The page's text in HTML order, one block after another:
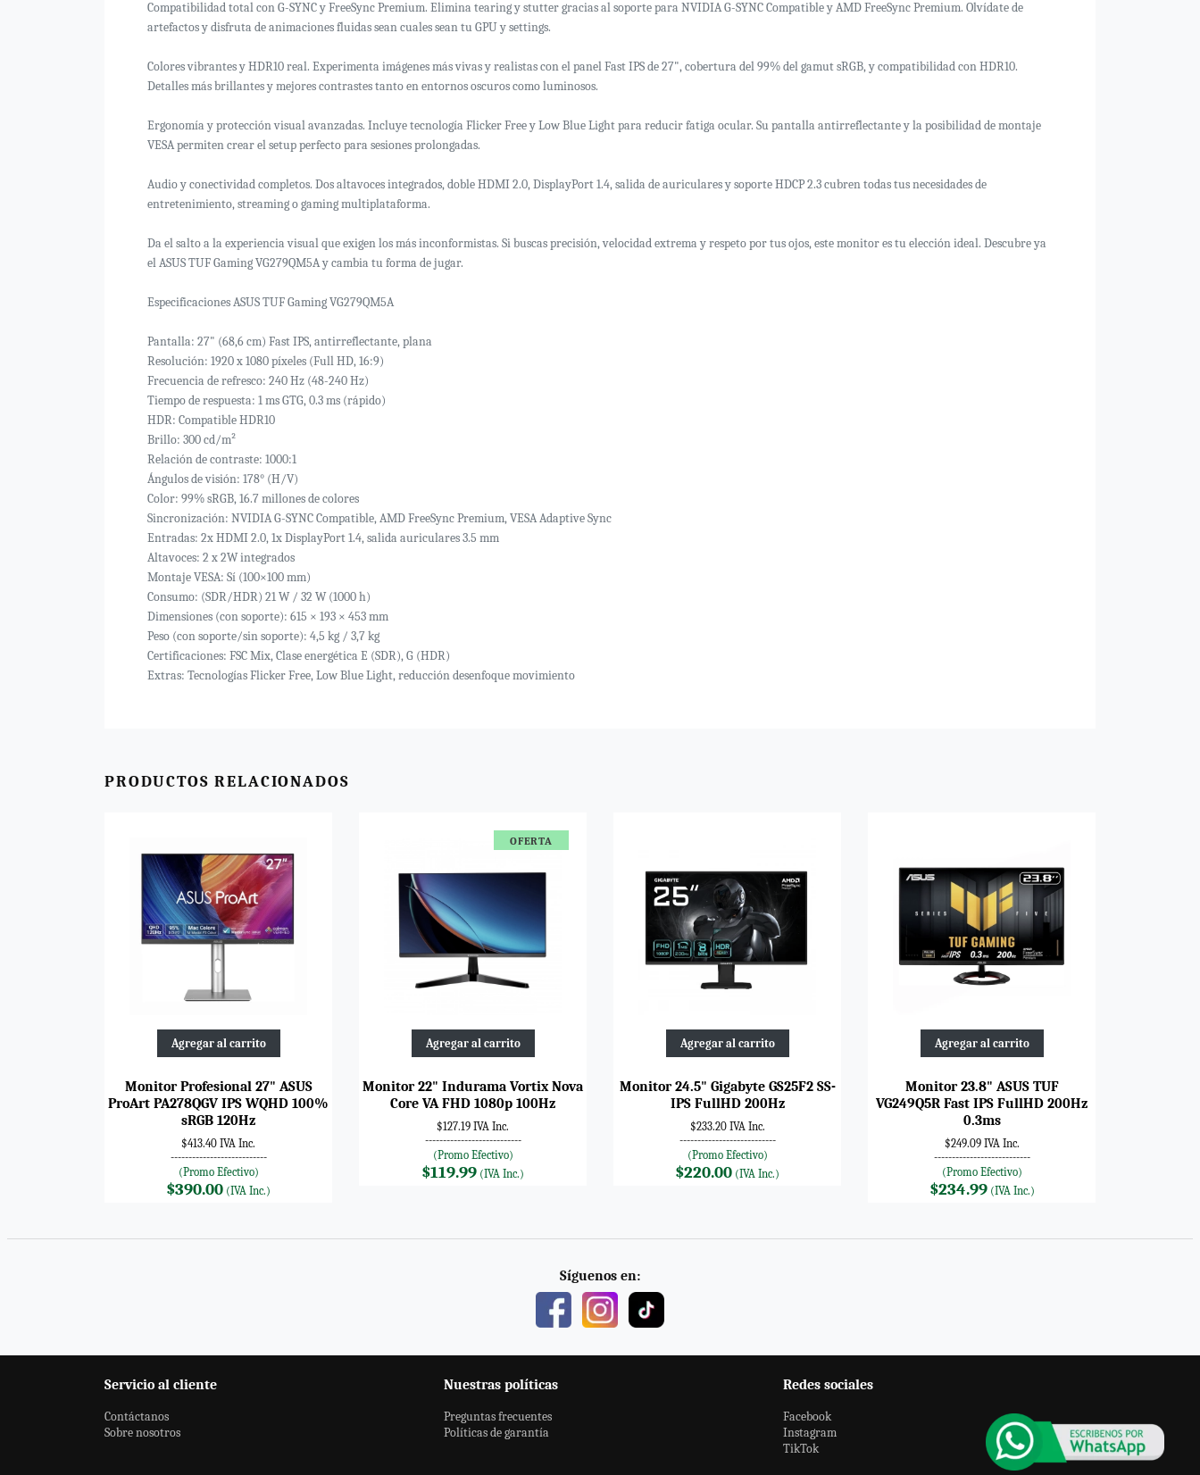
Compatibilidad total con G-SYNC y FreeSync Premium. Elimina tearing y stutter gracias al soporte para NVIDIA G-SYNC Compatible y AMD FreeSync Premium. Olvídate de
artefactos y disfruta de animaciones fluidas sean cuales sean tu GPU y settings.
Colores vibrantes y HDR10 real. Experimenta imágenes más vivas y realistas con el panel Fast IPS de 27", cobertura del 99% del gamut sRGB, y compatibilidad con HDR10.
Detalles más brillantes y mejores contrastes tanto en entornos oscuros como luminosos.
Ergonomía y protección visual avanzadas. Incluye tecnología Flicker Free y Low Blue Light para reducir fatiga ocular. Su pantalla antirreflectante y la posibilidad de montaje
VESA permiten crear el setup perfecto para sesiones prolongadas.
Audio y conectividad completos. Dos altavoces integrados, doble HDMI 2.0, DisplayPort 1.4, salida de auriculares y soporte HDCP 2.3 cubren todas tus necesidades de
entretenimiento, streaming o gaming multiplataforma.
Da el salto a la experiencia visual que exigen los más inconformistas. Si buscas precisión, velocidad extrema y respeto por tus ojos, este monitor es tu elección ideal. Descubre ya
el ASUS TUF Gaming VG279QM5A y cambia tu forma de jugar.
Especificaciones ASUS TUF Gaming VG279QM5A
Pantalla: 27" (68,6 cm) Fast IPS, antirreflectante, plana
Resolución: 1920 x 1080 píxeles (Full HD, 16:9)
Frecuencia de refresco: 240 Hz (48-240 Hz)
Tiempo de respuesta: 1 ms GTG, 0.3 ms (rápido)
HDR: Compatible HDR10
Brillo: 300 cd/m²
Relación de contraste: 1000:1
Ángulos de visión: 178° (H/V)
Color: 99% sRGB, 16.7 millones de colores
Sincronización: NVIDIA G-SYNC Compatible, AMD FreeSync Premium, VESA Adaptive Sync
Entradas: 2x HDMI 2.0, 1x DisplayPort 1.4, salida auriculares 3.5 mm
Altavoces: 2 x 2W integrados
Montaje VESA: Sí (100×100 mm)
Consumo: (SDR/HDR) 21 W / 32 W (1000 h)
Dimensiones (con soporte): 615 × 193 × 453 mm
Peso (con soporte/sin soporte): 4,5 kg / 3,7 kg
Certificaciones: FSC Mix, Clase energética E (SDR), G (HDR)
Extras: Tecnologías Flicker Free, Low Blue Light, reducción desenfoque movimiento
PRODUCTOS RELACIONADOS
Agregar al carrito
Monitor Profesional 27" ASUS
ProArt PA278QGV IPS WQHD 100%
sRGB 120Hz
$413.40 IVA Inc.
---------------------------
(Promo Efectivo)
$390.00 (IVA Inc.)
OFERTA
Agregar al carrito
Monitor 22" Indurama Vortix Nova
Core VA FHD 1080p 100Hz
$127.19 IVA Inc.
---------------------------
(Promo Efectivo)
$119.99 (IVA Inc.)
Agregar al carrito
Monitor 24.5" Gigabyte GS25F2 SS-
IPS FullHD 200Hz
$233.20 IVA Inc.
---------------------------
(Promo Efectivo)
$220.00 (IVA Inc.)
Agregar al carrito
Monitor 23.8" ASUS TUF
VG249Q5R Fast IPS FullHD 200Hz
0.3ms
$249.09 IVA Inc.
---------------------------
(Promo Efectivo)
$234.99(IVA Inc.)
Síguenos en:
Servicio al cliente
Contáctanos
Sobre nosotros
Nuestras políticas
Preguntas frecuentes
Políticas de garantía
Redes sociales
Facebook
Instagram
TikTok